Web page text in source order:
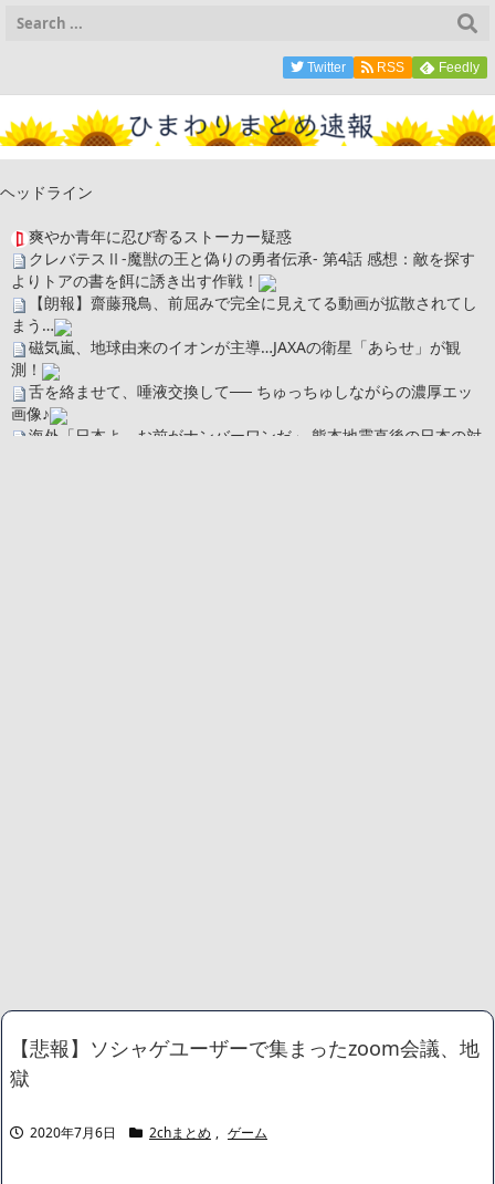
Twitter RSS Feedly
ヘッドライン
爽やか青年に忍び寄るストーカー疑惑
クレバテスⅡ-魔獣の王と偽りの勇者伝承- 第4話 感想：敵を探す
よりトアの書を餌に誘き出す作戦！
【朗報】齋藤飛鳥、前屈みで完全に見えてる動画が拡散されてし
まう…
磁気嵐、地球由来のイオンが主導…JAXAの衛星「あらせ」が観
測！
舌を絡ませて、唾液交換して── ちゅっちゅしながらの濃厚エッ
画像♪
海外「日本よ、お前がナンバーワンだ」 熊本地震直後の日本の対
バレて騒然ｗｗｗｗｗNEW!
整形してはいけないみたいな風潮、冷静に考えると謎だよな
NEW!
【悲報】 有吉、一般人に「ド正論」を叩きつけて炎上ｗｗｗｗｗ
ｗｗｗ
NEW!
【悲報】ソシャゲユーザーで集まったzoom会議、地
獄
2020年7月6日 2chまとめ , ゲーム